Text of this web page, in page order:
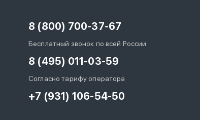
8 (800) 700-37-67
Бесплатный звонок по всей России
8 (495) 011-03-59
Согласно тарифу оператора
+7 (931) 106-54-50